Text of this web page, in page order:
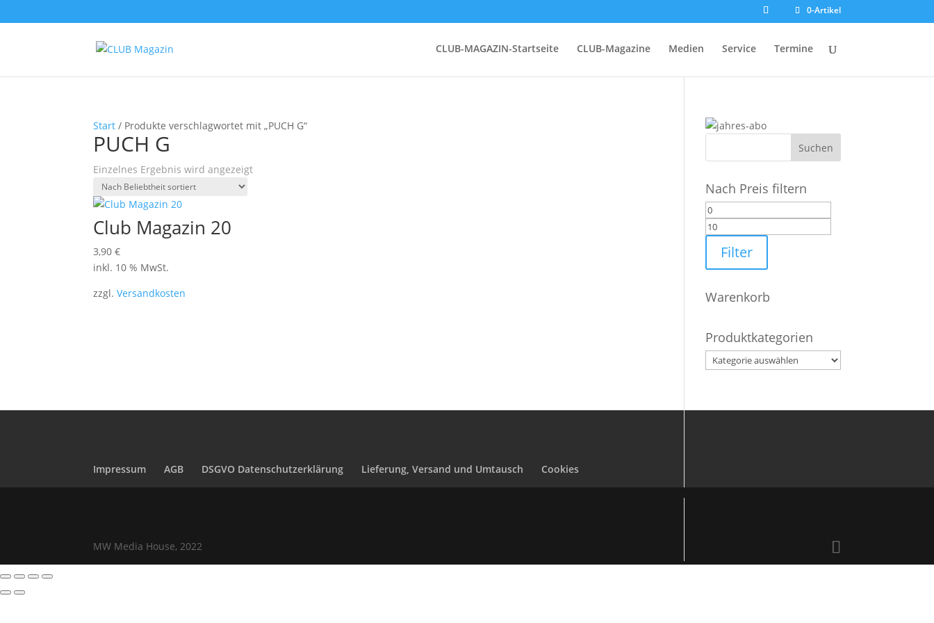
0-Artikel
CLUB-MAGAZIN-Startseite CLUB-Magazine Medien Service Termine
Start / Produkte verschlagwortet mit „PUCH G“
PUCH G
Einzelnes Ergebnis wird angezeigt
Club Magazin 20
3,90€
inkl. 10 % MwSt.
zzgl.Versandkosten
Nach Preis filtern
Min.
Preis
Filter
Warenkorb
Produktkategorien
Impressum AGB DSGVO Datenschutzerklärung Lieferung, Versand und Umtausch Cookies
MW Media House, 2022